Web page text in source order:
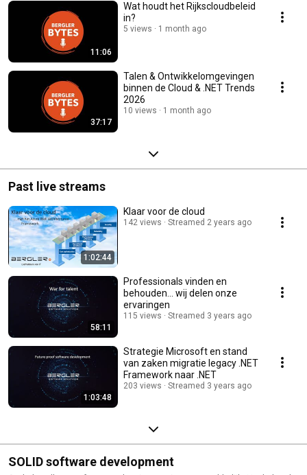
11:06
Wat houdt het Rijkscloudbeleid
in?
5 views 1 month ago
37:17
Talen & Ontwikkelomgevingen
binnen de Cloud & .NET Trends
2026
10 views 1 month ago
Past live streams
1:02:44
Klaar voor de cloud
142 views Streamed 2 years ago
58:11
Professionals vinden en
behouden... wij delen onze
ervaringen
115 views Streamed 3 years ago
1:03:48
Strategie Microsoft en stand
van zaken migratie legacy .NET
Framework naar .NET
203 views Streamed 3 years ago
SOLID software development